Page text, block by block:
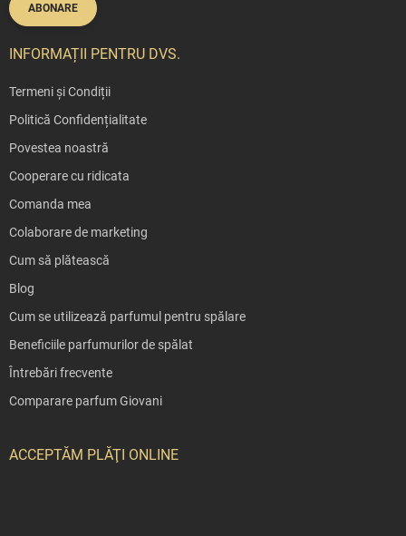
ABONARE
INFORMAȚII PENTRU DVS.
Termeni și Condiții
Politică Confidențialitate
Povestea noastră
Cooperare cu ridicata
Comanda mea
Colaborare de marketing
Cum să plătească
Blog
Cum se utilizează parfumul pentru spălare
Beneficiile parfumurilor de spălat
Întrebări frecvente
Comparare parfum Giovani
ACCEPTĂM PLĂŢI ONLINE